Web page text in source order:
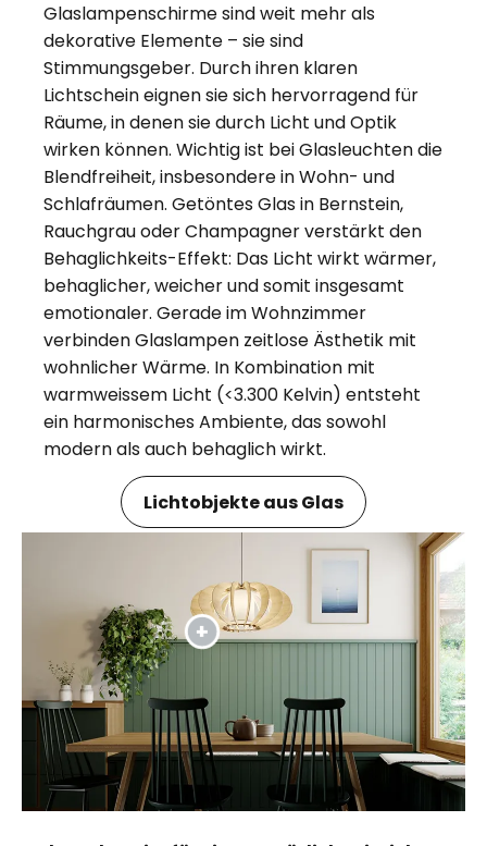
Glaslampenschirme sind weit mehr als
dekorative Elemente – sie sind
Stimmungsgeber. Durch ihren klaren
Lichtschein eignen sie sich hervorragend für
Räume, in denen sie durch Licht und Optik
wirken können. Wichtig ist bei Glasleuchten die
Blendfreiheit, insbesondere in Wohn- und
Schlafräumen. Getöntes Glas in Bernstein,
Rauchgrau oder Champagner verstärkt den
Behaglichkeits-Effekt: Das Licht wirkt wärmer,
behaglicher, weicher und somit insgesamt
emotionaler. Gerade im Wohnzimmer
verbinden Glaslampen zeitlose Ästhetik mit
wohnlicher Wärme. In Kombination mit
warmweissem Licht (<3.300 Kelvin) entsteht
ein harmonisches Ambiente, das sowohl
modern als auch behaglich wirkt.
Lichtobjekte aus Glas